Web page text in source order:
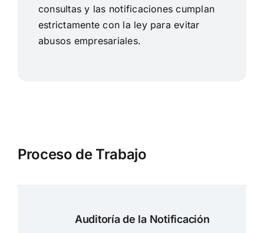
consultas y las notificaciones cumplan
estrictamente con la ley para evitar
abusos empresariales.
Proceso de Trabajo
Auditoría de la Notificación